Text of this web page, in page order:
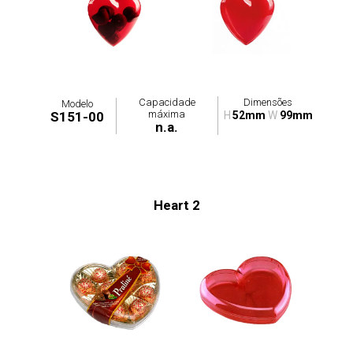
Modelo
S151-00
Capacidade
máxima
n.a.
Dimensões
H 52mm W 99mm
Heart 2